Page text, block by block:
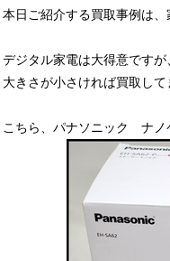
本日ご紹介する買取事例は、
デジタル家電は大得意です
大きさが小さければ買取して
こちら、パナソニック ナ